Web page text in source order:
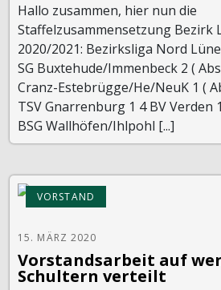
Hallo zusammen, hier nun die
Staffelzusammensetzung Bezirk
2020/2021: Bezirksliga Nord
SG Buxtehude/Immenbeck 2 (
Cranz-Estebrügge/He/NeuK 1 (
TSV Gnarrenburg 1 4 BV Verden
BSG Wallhöfen/Ihlpohl [...]
VORSTAND
15. MÄRZ 2020
Vorstandsarbeit auf
Schultern verteilt